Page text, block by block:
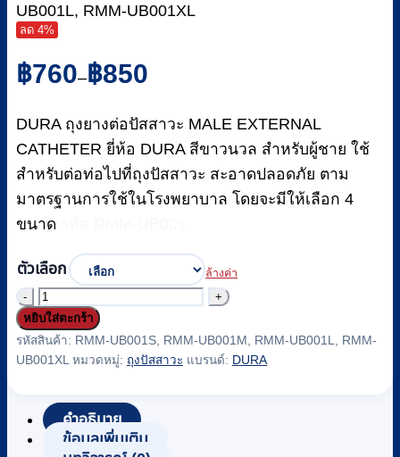
UB001L, RMM-UB001XL
ลด 4%
฿760–฿850
Price
range:
through
฿850
DURA ถุงยางต่อปัสสาวะ MALE EXTERNAL
CATHETER ยี่ห้อ DURA สีขาวนวล สำหรับผู้ชาย ใช้
สำหรับต่อท่อไปที่ถุงปัสสาวะ สะอาดปลอดภัย ตาม
มาตรฐานการใช้ในโรงพยาบาล โดยจะมีให้เลือก 4
ขนาด
ตัวเลือก ล้างค่า
จำนวน
ถุง
ยาง
(EXTERNAL
CATHETER)
หยิบใส่ตะกร้า
รหัสสินค้า: RMM-UB001S, RMM-UB001M, RMM-UB001L, RMM-
UB001XL หมวดหมู่: ถุงปัสสาวะ แบรนด์: DURA
คำอธิบาย
ข้อมูลเพิ่มเติม